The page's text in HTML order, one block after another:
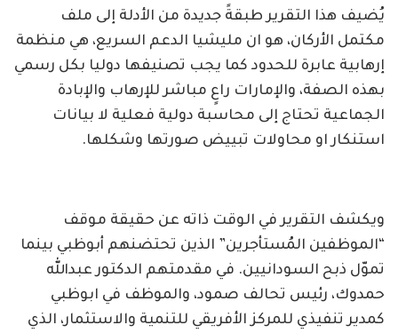
يُضيف هذا التقرير طبقةً جديدة من الأدلة إلى ملف
مكتمل الأركان، هو ان مليشيا الدعم السريع، هي منظمة
إرهابية عابرة للحدود كما يجب تصنيفها دوليا بكل رسمي
بهذه الصفة، والإمارات راعٍ مباشر للإرهاب والإبادة
الجماعية تحتاج إلى محاسبة دولية فعلية لا بيانات
استنكار او محاولات تبييض صورتها وشكلها.
ويكشف التقرير في الوقت ذاته عن حقيقة موقف
“الموظفين المُستأجرين” الذين تحتضنهم أبوظبي بينما
تموّل ذبح السودانيين. في مقدمتهم الدكتور عبدالله
حمدوك، رئيس تحالف صمود، والموظف في ابوظبي
كمدير تنفيذي للمركز الأفريقي للتنمية والاستثمار، الذي